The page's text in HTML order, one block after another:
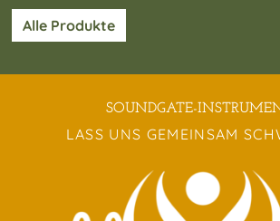
Alle Produkte
SOUNDGATE-
LASS UNS GEMEINSAM